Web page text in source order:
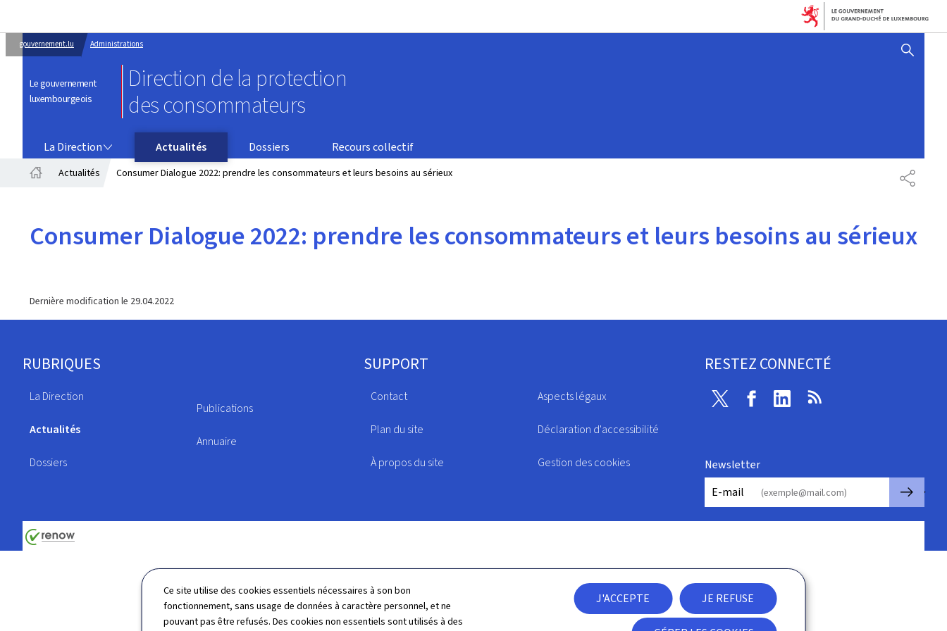
Ce site utilise des cookies essentiels nécessaires à son bon
fonctionnement, sans usage de données à caractère personnel, et ne
pouvant pas être refusés. Des cookies non essentiels sont utilisés à des
J'ACCEPTE JE REFUSE
gouvernement.lu Administrations
Le gouvernement
luxembourgeois
Direction de la protection
des consommateurs
AFFICHER / MASQUER
La Direction Actualités Dossiers
Recours collectif
Actualités Consumer Dialogue 2022: prendre les consommateurs et leurs besoins au sérieux
Consumer Dialogue 2022: prendre les consommateurs et leurs besoins au sérieux
Dernière modification le 29.04.2022
Pied
de
RUBRIQUES
La Direction
Actualités
Dossiers
Publications
Annuaire
SUPPORT
Contact
Plan du site
À propos du site
Aspects légaux
Déclaration d'accessibilité
Gestion des cookies
RESTEZ CONNECTÉ
Twitter FacebookLinkedin
Newsletter
E-mail
🡒